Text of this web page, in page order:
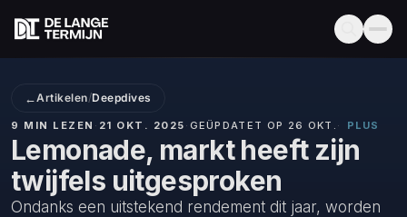
←Artikelen/Deepdives
9 MIN LEZEN · 21 OKT. 2025 · GEÜPDATET OP 26 OKT. · PLUS
Lemonade, markt heeft zijn
twijfels uitgesproken
Ondanks een uitstekend rendement dit jaar, worden